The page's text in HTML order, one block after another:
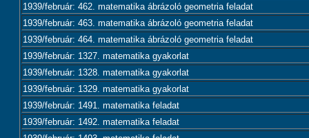
1939/február: 462. matematika ábrázoló geometria feladat
1939/február: 463. matematika ábrázoló geometria feladat
1939/február: 464. matematika ábrázoló geometria feladat
1939/február: 1327. matematika gyakorlat
1939/február: 1328. matematika gyakorlat
1939/február: 1329. matematika gyakorlat
1939/február: 1491. matematika feladat
1939/február: 1492. matematika feladat